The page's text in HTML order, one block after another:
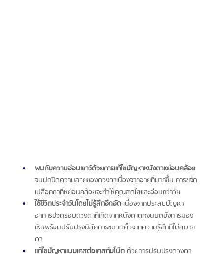
พบกับความอ่อนเยาว์ด้วยการแก้ไขปัญหาหนังตาหย่อนคล้อย
จนปกปิดความสวยของดวงตาเนื่องจากอายุที่มากขึ้น การขจัด
เปลือกตาที่หย่อนคล้อยจะทำให้คุณสดใสและอ่อนกว่าวัย
ใช้ชีวิตประจำวันโดยไม่รู้สึกอึดอัด เนื่องจากประสบปัญหา
อาการปวดรอบดวงตาที่เกิดจากหนังตาตกจนบดบังการมอง
เห็นพร้อมปรับปรุงนิสัยการขมวดคิ้วจากความรู้สึกที่ไม่สบาย
ตา
แก้ไขปัญหาแบบเคสต่อเคสกับโน๊ต ด้วยการปรับปรุงดวงตา